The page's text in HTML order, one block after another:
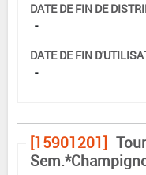
DATE DE FIN DE
-
DATE DE FIN
-
[15901201]